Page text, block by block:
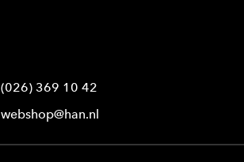
(026) 369 10 42
webshop@han.nl